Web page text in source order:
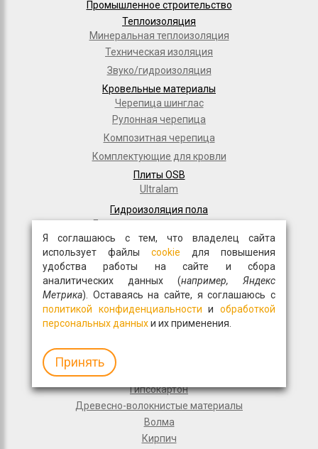
Промышленное строительство
Теплоизоляция
Минеральная теплоизоляция
Техническая изоляция
Звуко/гидроизоляция
Кровельные материалы
Черепица шинглас
Рулонная черепица
Композитная черепица
Комплектующие для кровли
Плиты OSB
Ultralam
Гидроизоляция пола
Для частного домостроения
Рулонная кровля
Гидроизоляционные материалы
Дорожное строительство
Полимерные мембраны
Мастики и праймеры
Общестрой
Гипсокартон
Древесно-волокнистые материалы
Волма
Кирпич
Я соглашаюсь с тем, что владелец сайта
использует файлы cookie для повышения
удобства работы на сайте и сбора
аналитических данных (например, Яндекс
Метрика). Оставаясь на сайте, я соглашаюсь с
политикой конфиденциальности иобработкой
персональных данныхи их применения.
Принять